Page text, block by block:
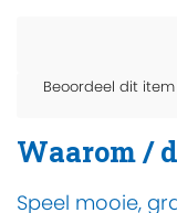
Beoordeel dit item
Waarom /
Speel mooie,